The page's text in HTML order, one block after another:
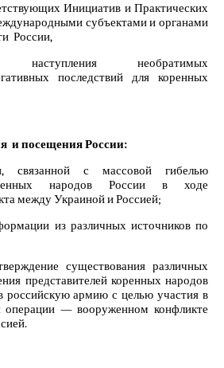
Инициатив и Практических
субъектами и органами
России,
наступления необратимых
последствий для коренных
и посещения России:
связанной с массовой гибелью
народов России в ходе
между Украиной и Россией;
из различных источников по
существования различных
представителей коренных народов
российскую армию с целью участия в
операции — вооруженном конфликте